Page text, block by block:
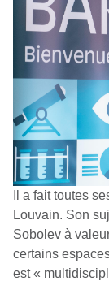
Il a fait toutes
Louvain. Son
Sobolev à
certains
est «